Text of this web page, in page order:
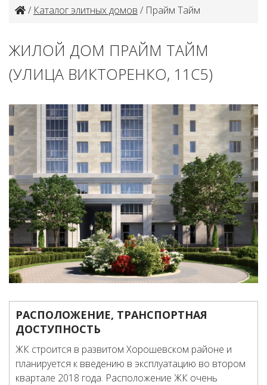
/ Каталог элитных домов / Прайм Тайм
ЖИЛОЙ ДОМ ПРАЙМ ТАЙМ
(УЛИЦА ВИКТОРЕНКО, 11С5)
РАСПОЛОЖЕНИЕ, ТРАНСПОРТНАЯ
ДОСТУПНОСТЬ
ЖК строится в развитом Хорошевском районе и
планируется к введению в эксплуатацию во втором
квартале 2018 года. Расположение ЖК очень